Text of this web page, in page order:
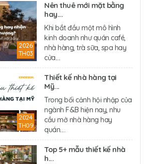
2026
TH03
Nên thuê mới mặt bằng
hay...
Khi bắt đầu một mô hình
kinh doanh như quán café,
nhà hàng, trà sữa, spa hay
cửa....
2024
TH09
Thiết kế nhà hàng tại
Mỹ...
Trong bối cảnh hội nhập của
ngành F&B hiện nay, nhu
cầu mở nhà hàng hay
quán....
Top 5+ mẫu thiết kế nhà
h...